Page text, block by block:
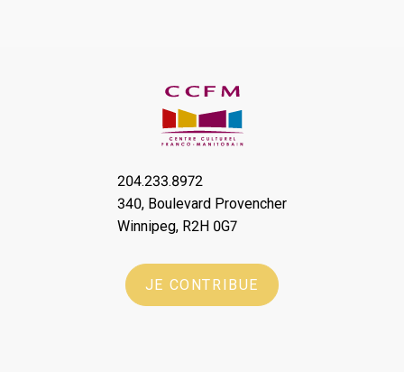
204.233.8972
340, Boulevard Provencher
Winnipeg, R2H 0G7
JE CONTRIBUE